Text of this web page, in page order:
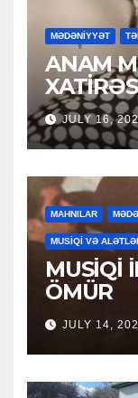
MƏDƏNİYYƏT
ANAM
JULY 16,
MAHNILAR
MUSİQİ VƏ
MUSİQİ
ÖMÜR
JULY 14,